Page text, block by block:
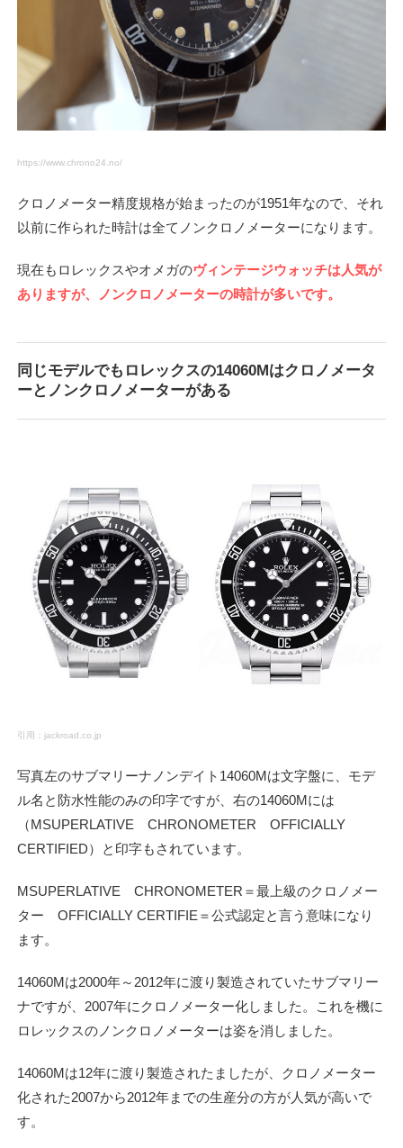
https://www.chrono24.no/
クロノメーター精度規格が始まったのが1951年なので、それ
以前に作られた時計は全てノンクロノメーターになります。
現在もロレックスやオメガのヴィンテージウォッチは人気が
ありますが、ノンクロノメーターの時計が多いです。
同じモデルでもロレックスの14060Mはクロノメータ
ーとノンクロノメーターがある
引用：jackroad.co.jp
写真左のサブマリーナノンデイト14060Mは文字盤に、モデ
ル名と防水性能のみの印字ですが、右の14060Mには
（MSUPERLATIVE CHRONOMETER OFFICIALLY
CERTIFIED）と印字もされています。
MSUPERLATIVE CHRONOMETER＝最上級のクロノメー
ター OFFICIALLY CERTIFIE＝公式認定と言う意味になり
ます。
14060Mは2000年～2012年に渡り製造されていたサブマリー
ナですが、2007年にクロノメーター化しました。これを機に
ロレックスのノンクロノメーターは姿を消しました。
14060Mは12年に渡り製造されたましたが、クロノメーター
化された2007から2012年までの生産分の方が人気が高いで
す。